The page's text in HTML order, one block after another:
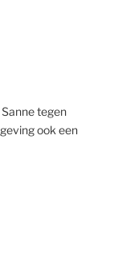
tegen
ook een